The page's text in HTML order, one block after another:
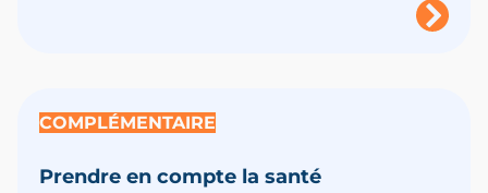
COMPLÉMENTAIRE
Prendre en compte la santé